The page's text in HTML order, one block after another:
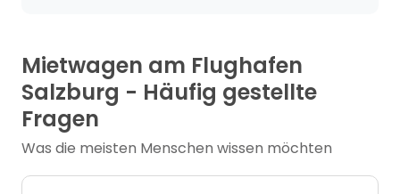
Mietwagen am Flughafen
Salzburg - Häufig gestellte
Fragen
Was die meisten Menschen wissen möchten